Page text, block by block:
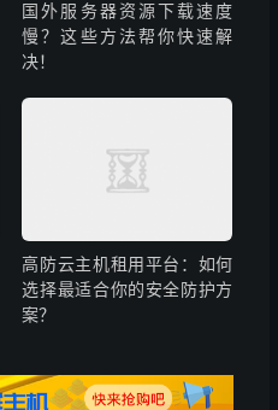
国外服务器资源下载速度
慢？这些方法帮你快速解
决！
高防云主机租用平台：如何
选择最适合你的安全防护方
案？